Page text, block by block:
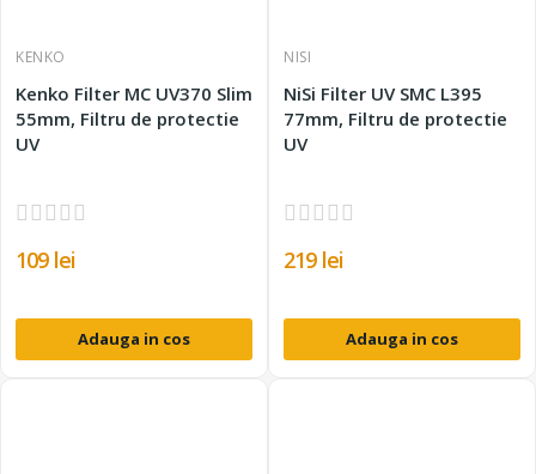
KENKO
Kenko Filter MC UV370 Slim
55mm, Filtru de protectie
UV
109 lei
Adauga in cos
NISI
NiSi Filter UV SMC L395
77mm, Filtru de protectie
UV
219 lei
Adauga in cos